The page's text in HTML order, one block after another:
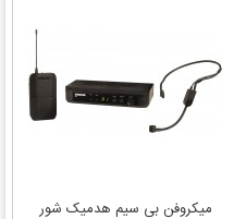
میکروفن بی سیم هدمیک شور